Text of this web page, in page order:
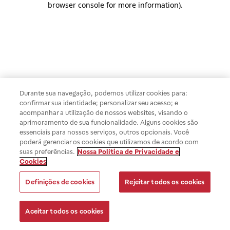
browser console for more information).
Durante sua navegação, podemos utilizar cookies para:
confirmar sua identidade; personalizar seu acesso; e
acompanhar a utilização de nossos websites, visando o
aprimoramento de sua funcionalidade. Alguns cookies são
essenciais para nossos serviços, outros opcionais. Você
poderá gerenciar os cookies que utilizamos de acordo com
suas preferências. Nossa Política de Privacidade e
Cookies
Definições de cookies Rejeitar todos os cookies
Aceitar todos os cookies